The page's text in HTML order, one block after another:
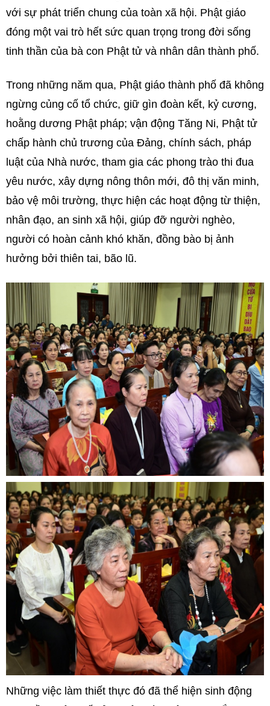
với sự phát triển chung của toàn xã hội. Phật giáo
đóng một vai trò hết sức quan trọng trong đời sống
tinh thần của bà con Phật tử và nhân dân thành phố.
Trong những năm qua, Phật giáo thành phố đã không
ngừng củng cố tổ chức, giữ gìn đoàn kết, kỷ cương,
hoằng dương Phật pháp; vận động Tăng Ni, Phật tử
chấp hành chủ trương của Đảng, chính sách, pháp
luật của Nhà nước, tham gia các phong trào thi đua
yêu nước, xây dựng nông thôn mới, đô thị văn minh,
bảo vệ môi trường, thực hiện các hoạt động từ thiện,
nhân đạo, an sinh xã hội, giúp đỡ người nghèo,
người có hoàn cảnh khó khăn, đồng bào bị ảnh
hưởng bởi thiên tai, bão lũ.
Những việc làm thiết thực đó đã thể hiện sinh động